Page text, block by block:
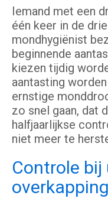
Iemand met een
één keer in de
mondhygiënist
beginnende
kiezen tijdig
aantasting
ernstige
zo snel gaan, dat
halfjaarlijkse
niet meer te
Controle bij